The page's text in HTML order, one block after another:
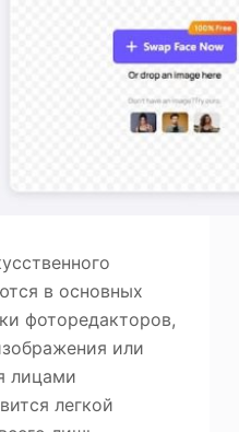
в основных
фоторедакторов,
или
лицами
легкой